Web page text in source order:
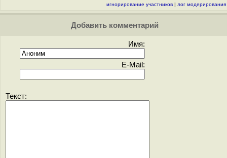
игнорирование участников | лог модерирования
Добавить комментарий
Имя:
E-Mail:
Текст: